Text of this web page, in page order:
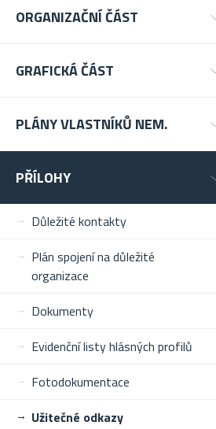
ORGANIZAČNÍ ČÁST
GRAFICKÁ ČÁST
PLÁNY VLASTNÍKŮ NEM.
PŘÍLOHY
Důležité kontakty
Plán spojení na důležité
organizace
Dokumenty
Evidenční listy hlásných profilů
Fotodokumentace
Užitečné odkazy